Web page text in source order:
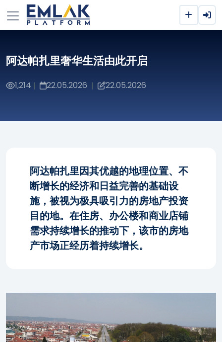
阿达帕扎里奢华生活由此开启
1,214 | 22.05.2026 | 22.05.2026
阿达帕扎里因其优越的地理位置、不
断增长的经济和日益完善的基础设
施，被视为极具吸引力的房地产投资
目的地。在住房、办公楼和商业店铺
需求持续增长的推动下，该市的房地
产市场正经历着持续增长。